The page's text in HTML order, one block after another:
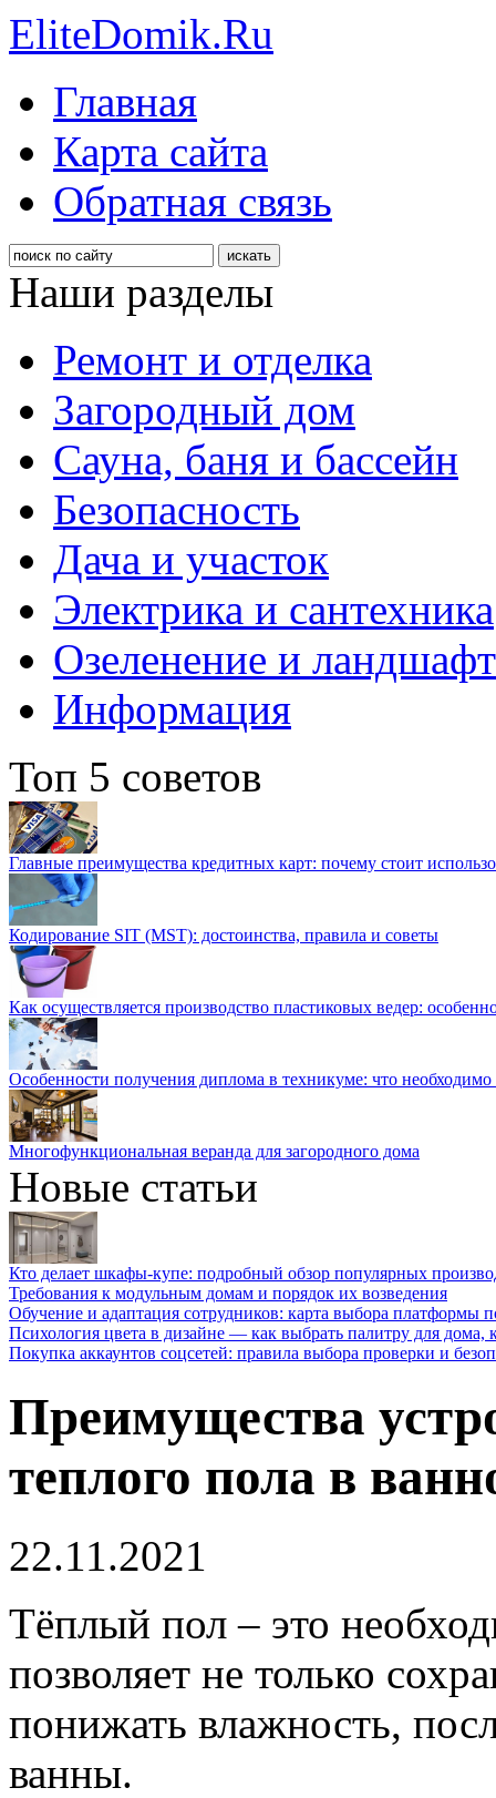
EliteDomik.Ru
Главная
Карта сайта
Обратная связь
Наши разделы
Ремонт и отделка
Загородный дом
Сауна, баня и бассейн
Безопасность
Дача и участок
Электрика и сантехника
Озеленение и
Информация
Топ 5 советов
Главные преимущества кредитных карт: почему стоит
Кодирование SIT (MST): достоинства, правила и советы
Как осуществляется производство пластиковых ведер:
Особенности получения диплома в техникуме: что необходимо
Многофункциональная веранда для загородного дома
Новые статьи
Кто делает шкафы-купе: подробный обзор популярных
Требования к модульным домам и порядок их возведения
Обучение и адаптация сотрудников: карта выбора платформы
Психология цвета в дизайне — как выбрать палитру для дома,
Покупка аккаунтов соцсетей: правила выбора проверки и
Преимущества
теплого пола в
22.11.2021
Тёплый пол – это
позволяет не только
понижать влажность,
ванны.